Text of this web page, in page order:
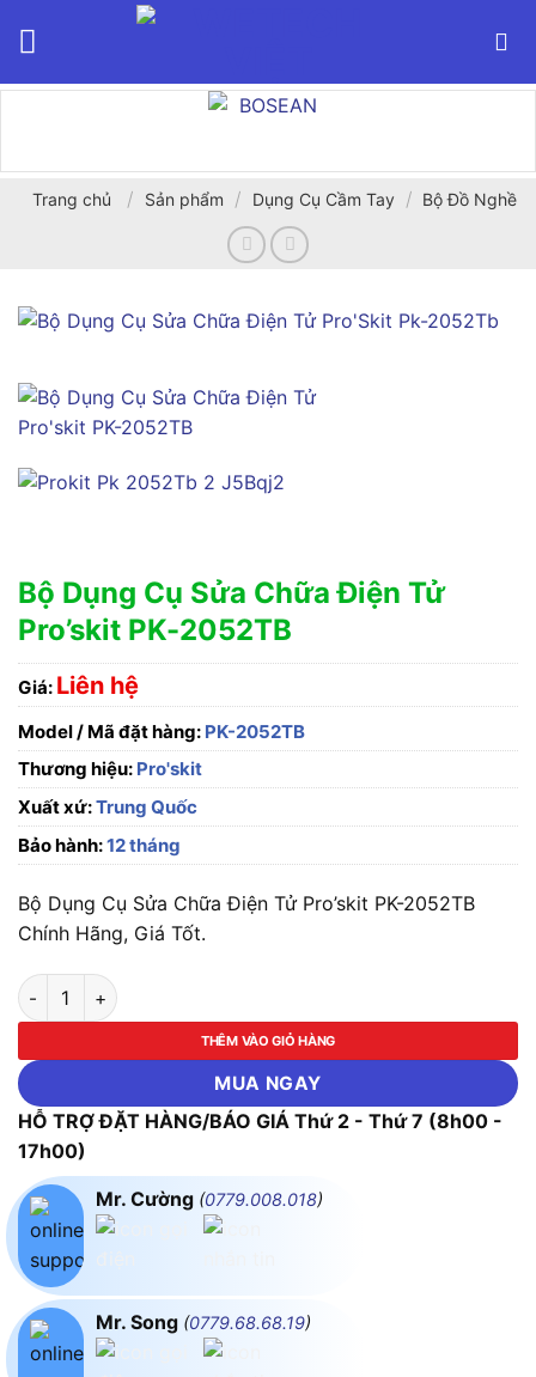
Trang chủ / Sản phẩm / Dụng Cụ Cầm Tay / Bộ Đồ Nghề
Bộ Dụng Cụ Sửa Chữa Điện Tử
Pro’skit PK-2052TB
Giá: Liên hệ
Model / Mã đặt hàng: PK-2052TB
Thương hiệu: Pro'skit
Xuất xứ:Trung Quốc
Bảo hành:12 tháng
Bộ Dụng Cụ Sửa Chữa Điện Tử Pro’skit PK-2052TB
Chính Hãng, Giá Tốt.
Bộ Dụng Cụ Sửa Chữa Điện Tử Pro'skit PK-2052TB số lượng
THÊM VÀO GIỎ HÀNG
MUA NGAY
HỖ TRỢ ĐẶT HÀNG/BÁO GIÁ Thứ 2 - Thứ 7 (8h00 -
17h00)
Mr. Cường (0779.008.018)
Mr. Song (0779.68.68.19)